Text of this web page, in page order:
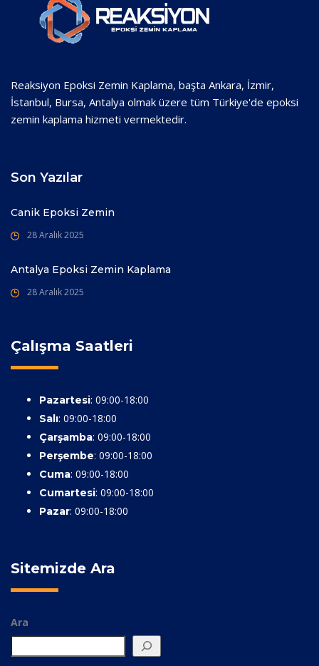
Reaksiyon Epoksi Zemin Kaplama, başta Ankara, İzmir,
İstanbul, Bursa, Antalya olmak üzere tüm Türkiye'de epoksi
zemin kaplama hizmeti vermektedir.
Son Yazılar
Canik Epoksi Zemin
28 Aralık 2025
Antalya Epoksi Zemin Kaplama
28 Aralık 2025
Çalışma Saatleri
Pazartesi: 09:00-18:00
Salı: 09:00-18:00
Çarşamba: 09:00-18:00
Perşembe: 09:00-18:00
Cuma: 09:00-18:00
Cumartesi: 09:00-18:00
Pazar: 09:00-18:00
Sitemizde Ara
Ara